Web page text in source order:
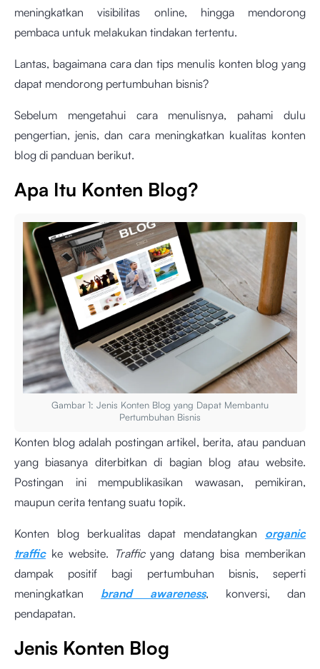
meningkatkan visibilitas online, hingga mendorong
pembaca untuk melakukan tindakan tertentu.
Lantas, bagaimana cara dan tips menulis konten blog yang
dapat mendorong pertumbuhan bisnis?
Sebelum mengetahui cara menulisnya, pahami dulu
pengertian, jenis, dan cara meningkatkan kualitas konten
blog di panduan berikut.
Apa Itu Konten Blog?
Gambar 1: Jenis Konten Blog yang Dapat Membantu
Pertumbuhan Bisnis
Konten blog adalah postingan artikel, berita, atau panduan
yang biasanya diterbitkan di bagian blog atau website.
Postingan ini mempublikasikan wawasan, pemikiran,
maupun cerita tentang suatu topik.
Konten blog berkualitas dapat mendatangkan organic
traffic ke website. Trafficyang datang bisa memberikan
dampak positif bagi pertumbuhan bisnis, seperti
meningkatkan brand awareness, konversi, dan
pendapatan.
Jenis Konten Blog